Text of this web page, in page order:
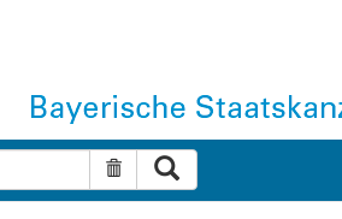
Suche zurücksetzen